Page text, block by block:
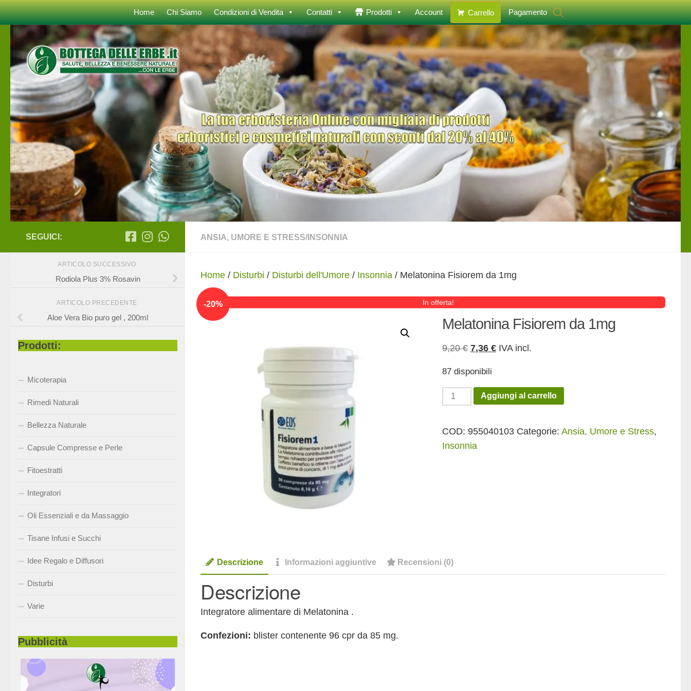
Sotto il contenuto Home Chi Siamo Condizioni di Vendita Contatti Prodotti Account Carrello Pagamento
ANSIA, UMORE E STRESS/INSONNIA
Home / Disturbi / Disturbi dell'Umore / Insonnia / Melatonina Fisiorem da 1mg
-20% In offerta!
Melatonina Fisiorem da 1mg
9,20€ Il
originale
era:
9,20 €.
7,36€Il
è:
7,36 €.
IVA incl.
87 disponibili
Melatonina
Fisiorem
1mg
quantità
Aggiungi al carrello
COD:955040103 Categorie:Ansia, Umore e Stress,
Insonnia
Descrizione Informazioni aggiuntive Recensioni (0)
Descrizione
Integratore alimentare di Melatonina .
Confezioni: blister contenente 96 cpr da 85 mg.
SEGUICI:
ARTICOLO SUCCESSIVO
Rodiola Plus 3% Rosavin
ARTICOLO PRECEDENTE
Aloe Vera Bio puro gel , 200ml
Prodotti:
Micoterapia
Rimedi Naturali
Bellezza Naturale
Capsule Compresse e Perle
Fitoestratti
Integratori
Oli Essenziali e da Massaggio
Tisane Infusi e Succhi
Idee Regalo e Diffusori
Disturbi
Varie
Pubblicità